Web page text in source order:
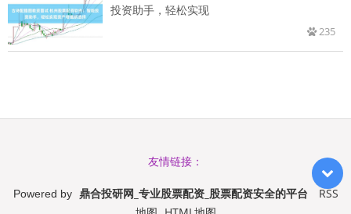
投资助手，轻松实现
235
友情链接：
Powered by 鼎合投研网_专业股票配资_股票配资安全的平台
RSS